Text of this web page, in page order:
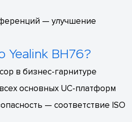
— улучшение
Yealink BH76?
в бизнес-гарнитуре
основных UC-платформ
— соответствие ISO